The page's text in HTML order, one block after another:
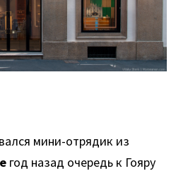
мини-отрядик из
год назад очередь к Гояру